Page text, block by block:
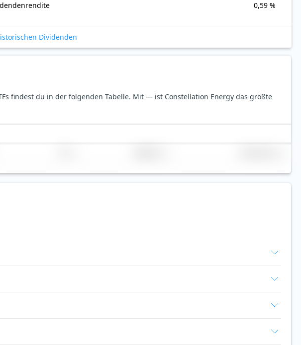
0,59 %
Dividenden
findest du in der folgenden Tabelle. Mit — ist Constellation Energy das größte